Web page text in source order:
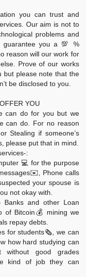
you can trust and
Our aim is not to
problems and
guarantee you a 💯 %
reason will our work for
Prove of our works
but please note that the
be disclosed to you.
YOU
can do for you but we
can do. For no reason
Stealing if someone’s
please put that in mind.
:
💻 for the purpose
Phone calls
your spouse is
not okay with.
and other Loan
of Bitcoin💰 mining we
repay debts.
for students🗞, we can
how hard studying can
good grades
kind of job they can